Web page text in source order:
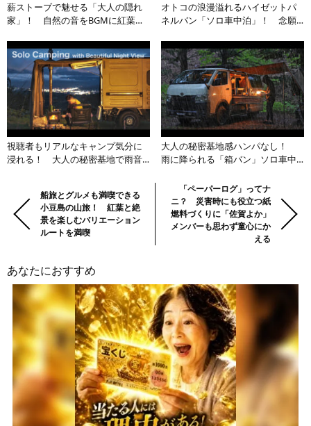
薪ストーブで魅せる「大人の隠れ
家」！ 自然の音をBGMに紅葉を
込まれる
オトコの浪漫溢れるハイゼットパ
ネルバン「ソロ車中泊」！ 念願
シマシに
視聴者もリアルなキャンプ気分に
浸れる！ 大人の秘密基地で雨音
大人の秘密基地感ハンパなし！
雨に降られる「箱バン」ソロ車中
の
の
記
Previous:船旅とグルメも満喫できる
小豆島の山旅！ 紅葉と絶
景を楽しむバリエーション
ルートを満喫
「ペーパーログ」ってナ
ニ？ 災害時にも役立つ紙
燃料づくりに「佐賀よか」
メンバーも思わず童心にか
える
あなたにおすすめ